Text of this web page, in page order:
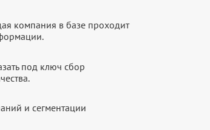
компания в базе проходит
под ключ сбор
и сегментации